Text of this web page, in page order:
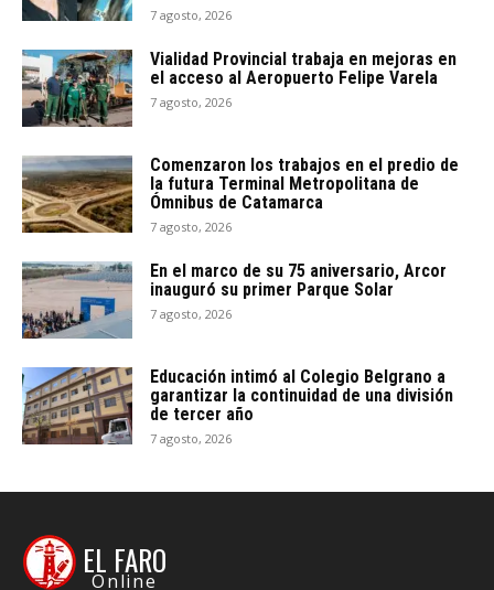
7 agosto, 2026
Vialidad Provincial trabaja en mejoras en
el acceso al Aeropuerto Felipe Varela
7 agosto, 2026
Comenzaron los trabajos en el predio de
la futura Terminal Metropolitana de
Ómnibus de Catamarca
7 agosto, 2026
En el marco de su 75 aniversario, Arcor
inauguró su primer Parque Solar
7 agosto, 2026
Educación intimó al Colegio Belgrano a
garantizar la continuidad de una división
de tercer año
7 agosto, 2026
EL FARO
Online